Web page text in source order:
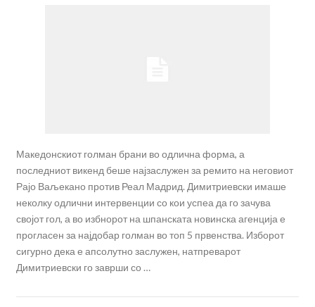
Македонскиот голман брани во одлична форма, а
последниот викенд беше најзаслужен за ремито на неговиот
Рајо Ваљекано против Реал Мадрид. Димитриевски имаше
неколку одлични интервенции со кои успеа да го зачува
својот гол, а во избнорот на шпанската новинска агенција е
прогласен за најдобар голман во топ 5 првенства. Изборот
сигурно дека е апсолутно заслужен, натпреварот
Димитриевски го заврши со …